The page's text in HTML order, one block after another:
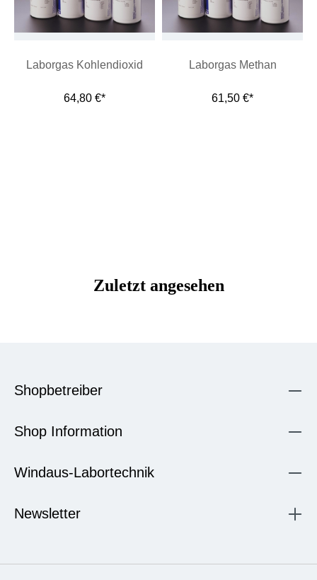
Laborgas Kohlendioxid
64,80 €*
Laborgas Methan
61,50 €*
Zuletzt angesehen
Shopbetreiber
Shop Information
Windaus-Labortechnik
Newsletter